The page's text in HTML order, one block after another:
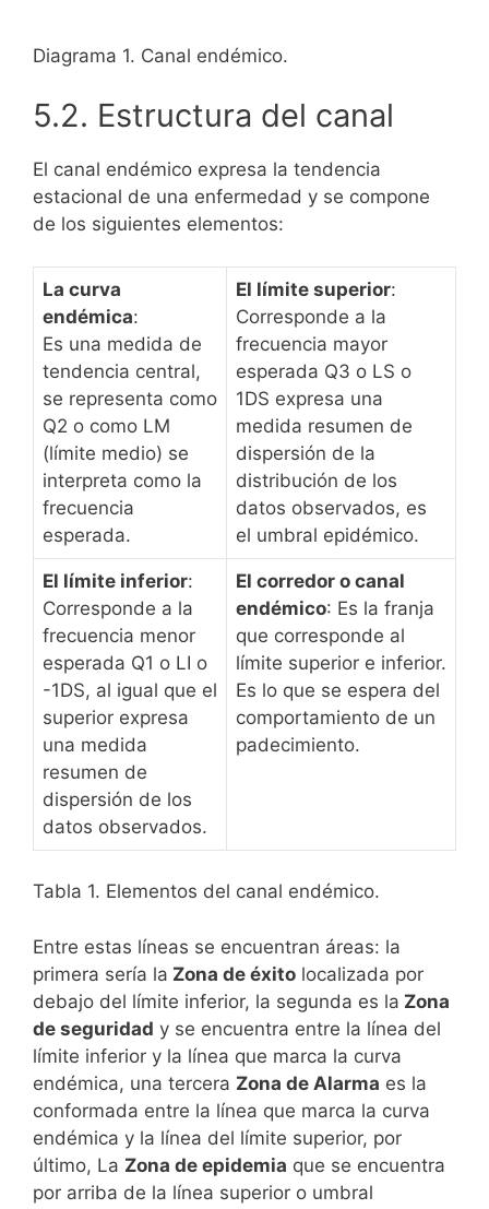
Diagrama 1. Canal endémico.
5.2. Estructura del canal
El canal endémico expresa la tendencia
estacional de una enfermedad y se compone
de los siguientes elementos:
La curva
endémica:
Es una medida de
tendencia central,
se representa como
Q2 o como LM
(límite medio) se
interpreta como la
frecuencia
esperada.
El límite superior:
Corresponde a la
frecuencia mayor
esperada Q3 o LS o
1DS expresa una
medida resumen de
dispersión de la
distribución de los
datos observados, es
el umbral epidémico.
El límite inferior:
Corresponde a la
frecuencia menor
esperada Q1 o LI o
-1DS, al igual que el
superior expresa
una medida
resumen de
dispersión de los
datos observados.
El corredor o canal
endémico: Es la franja
que corresponde al
límite superior e inferior.
Es lo que se espera del
comportamiento de un
padecimiento.
Tabla 1. Elementos del canal endémico.
Entre estas líneas se encuentran áreas: la
primera sería la Zona de éxito localizada por
debajo del límite inferior, la segunda es la Zona
de seguridad y se encuentra entre la línea del
límite inferior y la línea que marca la curva
endémica, una tercera Zona de Alarma es la
conformada entre la línea que marca la curva
endémica y la línea del límite superior, por
último, La Zona de epidemia que se encuentra
por arriba de la línea superior o umbral